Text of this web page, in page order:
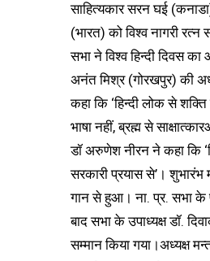
साहित्यकार सरन घई
(भारत) को विश्व नागरी
सभा ने विश्व हिन्दी दिवस
अनंत मिश्र (गोरखपुर) की
कहा कि ‘हिन्दी लोक से
भाषा नहीं, ब्रह्म से
डॉ अरुणेश नीरन ने कहा कि
सरकारी प्रयास से’।
गान से हुआ। ना. प्र. सभा के
बाद सभा के उपाध्यक्ष डॉ.
सम्मान किया गया।अध्यक्ष